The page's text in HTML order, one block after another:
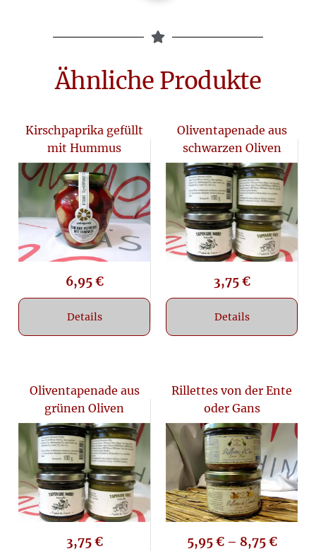
Ähnliche Produkte
Kirschpaprika gefüllt
mit Hummus
6,95€
Details
Oliventapenade aus
schwarzen Oliven
3,75€
Details
Oliventapenade aus
grünen Oliven
3,75€
Rillettes von der Ente
oder Gans
5,95€– 8,75€